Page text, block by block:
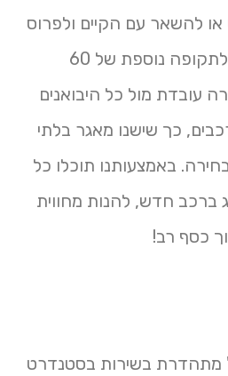
להשאר עם הקיים ולפרוס
את יתרת התשלומים לתקופה נוספת של 60
עובדת מול כל היבואנים
כך שישנו מאגר בלתי
באמצעותנו תוכלו כל
חדש, להנות מחווית
כסף רב!
מתהדרת בשירות בסטנדרט